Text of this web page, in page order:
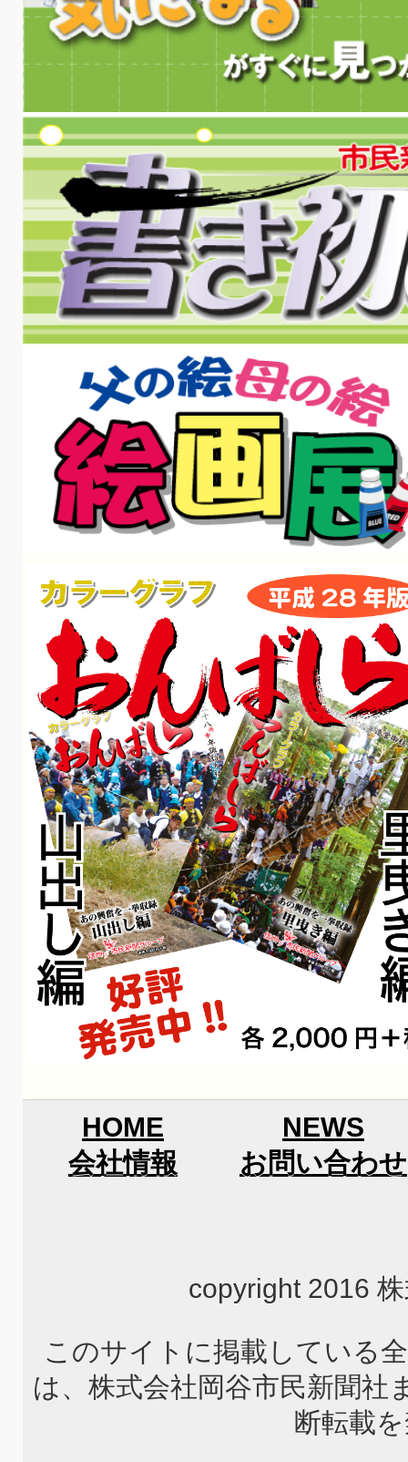
HOME
NEWS
会社情報
お問い合わせ
copyright 2016
このサイトに掲載している
は、株式会社岡谷市民新聞社
断転載